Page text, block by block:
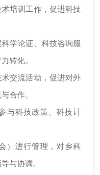
培训工作，促进科技
学论证、科技咨询服
转化。
交流活动，促进对外
合作。
科技政策、科技计
进行管理，对乡科
与协调。